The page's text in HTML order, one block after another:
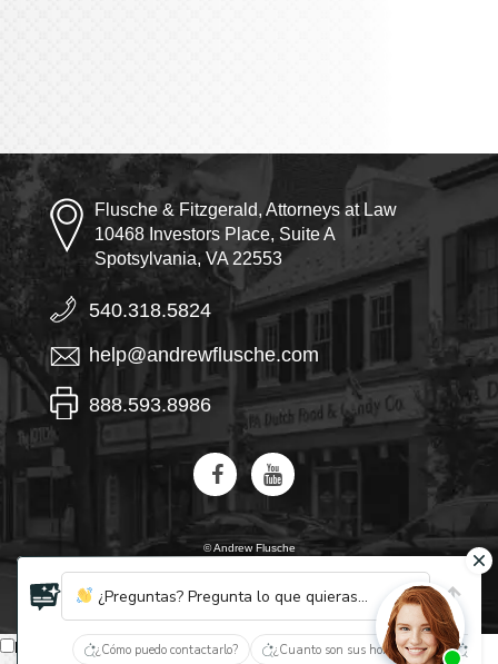
Flusche & Fitzgerald, Attorneys at Law
10468 Investors Place, Suite A
Spotsylvania, VA 22553
540.318.5824
help@andrewflusche.com
888.593.8986
© Andrew Flusche
IA, descubre quiénes son Flusche y Fitzgerald
¿Preguntas? Pregunta lo que quieras...
¿Cómo puedo contactarlo? ¿Cuanto son sus honorarios?
Español